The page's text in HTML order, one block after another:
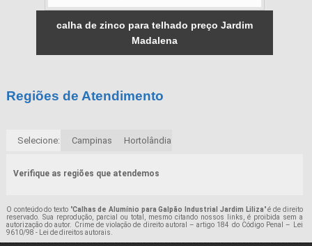
calha de zinco para telhado preço Jardim
Madalena
Regiões de Atendimento
Selecione: Campinas Hortolândia
Verifique as regiões que atendemos
O conteúdo do texto "Calhas de Alumínio para Galpão Industrial Jardim Liliza" é de direito
reservado. Sua reprodução, parcial ou total, mesmo citando nossos links, é proibida sem a
autorização do autor. Crime de violação de direito autoral – artigo 184 do Código Penal –
Lei
9610/98 - Lei de direitos autorais.